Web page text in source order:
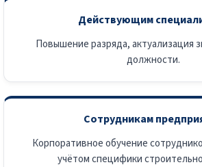
Действующим
Повышение разряда, актуализация
должности.
Сотрудникам
Корпоративное обучение
учётом специфики